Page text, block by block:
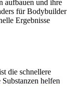
aufbauen und ihre
für Bodybuilder
Ergebnisse
die schnellere
helfen